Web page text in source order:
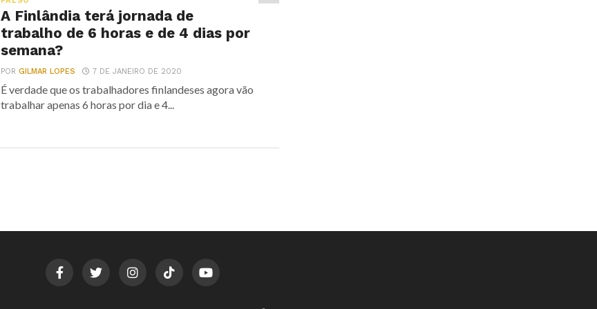
A Finlândia terá jornada de
trabalho de 6 horas e de 4 dias por
semana?
PORGILMAR LOPES 7 DE JANEIRO DE 2020
É verdade que os trabalhadores finlandeses agora vão
trabalhar apenas 6 horas por dia e 4...